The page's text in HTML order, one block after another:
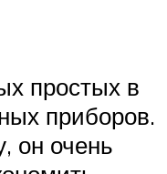
простых в
приборов.
он очень